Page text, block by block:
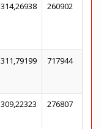
314,26938 260902
311,79199 717944
309,22323 276807